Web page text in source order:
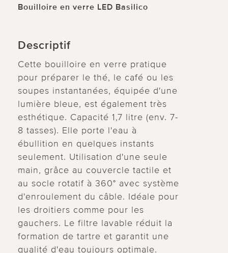
Bouilloire en verre LED Basilico
Descriptif
Cette bouilloire en verre pratique
pour préparer le thé, le café ou les
soupes instantanées, équipée d'une
lumière bleue, est également très
esthétique. Capacité 1,7 litre (env. 7-
8 tasses). Elle porte l'eau à
ébullition en quelques instants
seulement. Utilisation d'une seule
main, grâce au couvercle tactile et
au socle rotatif à 360° avec système
d'enroulement du câble. Idéale pour
les droitiers comme pour les
gauchers. Le filtre lavable réduit la
formation de tartre et garantit une
qualité d'eau toujours optimale.